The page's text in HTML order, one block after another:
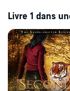
Livre 1 dans